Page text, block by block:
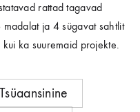
rattad tagavad
ja 4 sügavat sahtlit
ka suuremaid projekte.
Tsüaansinine